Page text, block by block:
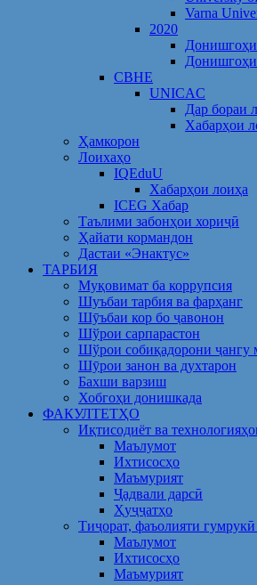
Varna
2020
CBHE
UNICAC
Дар бораи
Хабарҳои
Ҳамкорон
Лоихаҳо
IQEduU
Хабарҳои лоиҳа
ICEG Хабар
Таълими забонҳои хориҷӣ
Ҳайати кормандон
Дастаи «Энактус»
ТАРБИЯ
Муқовимат ба коррупсия
Шуъбаи тарбия ва фарҳанг
Шӯъбаи кор бо ҷавонон
Шўрои сарпарастон
Шўрои собиқадорони ҷангу
Шӯрои занон ва духтарон
Бахши варзиш
Хобгоҳи донишкада
ФАКУЛТЕТҲО
Иқтисодиёт ва
Маълумот
Ихтисосҳо
Маъмурият
Ҷадвали дарсӣ
Ҳуҷҷатҳо
Тиҷорат, фаъолияти гумрукӣ
Маълумот
Ихтисосҳо
Маъмурият